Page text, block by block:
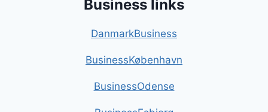
Business links
DanmarkBusiness
BusinessKøbenhavn
BusinessOdense